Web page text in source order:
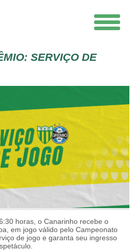
SERVIÇO DE
horas, o Canarinho recebe o
em jogo válido pelo Campeonato
de jogo e garanta seu ingresso